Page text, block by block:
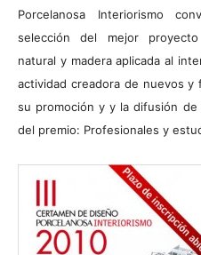
Porcelanosa Interiorismo
selección del mejor
natural y madera aplicada al
actividad creadora de nuevos
su promoción y y la difusión
del premio: Profesionales y